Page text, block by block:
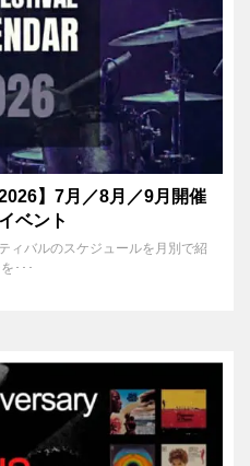
】7月／8月／9月開催
ベント
ィバルのスケジュールを月別で紹
･･･